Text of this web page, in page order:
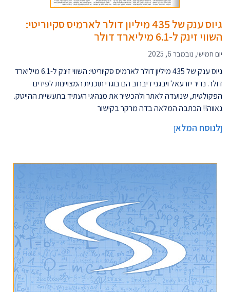
גיוס ענק של 435 מיליון דולר לארמיס סקיוריטי:
השווי זינק ל-6.1 מיליארד דולר
יום חמישי, נובמבר 6, 2025
גיוס ענק של 435 מיליון דולר לארמיס סקיוריטי: השווי זינק ל-6.1 מיליארד
דולר. נדיר יזרעאל ויבגני דיברוב הם בוגרי תוכנית המצויינות לפידים
הפקולטית, שנועדה לאתר ולהכשיר את מנהיגי העתיד בתעשיית ההייטק.
גאווה!! הכתבה המלאה בדה מרקר בקישור
[לנוסח המלא]